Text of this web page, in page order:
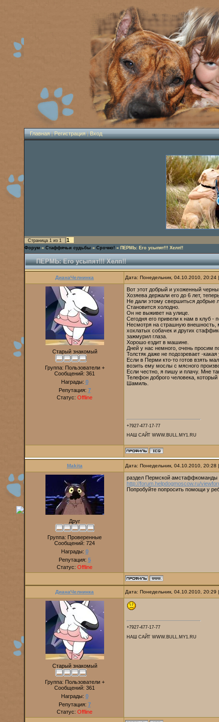
Главная|Регистрация|Вход
Страница 1 из 1 1
Форум » Стаффячьи судьбы » Срочно! » ПЕРМЬ: Его усыпят!!! Хелп!!
ПЕРМЬ: Его усыпят!!! Хелп!!
ДианаЧелнинка Дата: Понедельник, 04.10.2010,
Старый знакомый
Группа: Пользователи +
Сообщений: 361
Награды: 0
Репутация: 7
Статус: Offline
Вот этот добрый и ухоженный
Хозяева держали его до 6 лет,
Не дали этому свершиться добрые
Становится холодно.
Он не выживет на улице.
Сегодня его привели к нам в клуб -
Несмотря на страшную внешность,
хохлатых собачек и других
зажмурил глаза.
Хорошо ездит в машине.
Дней у нас немного, очень просим
Толстяк даже не подозревает -
Если в Перми кто-то готов взять
возить ему мослы с мясного
Если честно, я пишу и плачу. Мне
Телефон доброго человека,
Шамиль.
+7927-477-17-77
НАШ САЙТ WWW.BULL.MY1.RU
Makita Дата: Понедельник, 04.10.2010,
Друг
Группа: Проверенные
Сообщений: 724
Награды: 0
Репутация: 5
Статус: Offline
раздел Пермской
http://forum.helpdogmoscow.ru/
Попробуйте попросить помощи у
ДианаЧелнинка Дата: Понедельник, 04.10.2010,
Старый знакомый
Группа: Пользователи +
Сообщений: 361
Награды: 0
Репутация: 7
Статус: Offline
+7927-477-17-77
НАШ САЙТ WWW.BULL.MY1.RU